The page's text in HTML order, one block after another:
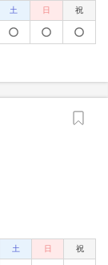
土 日 祝
土 日 祝